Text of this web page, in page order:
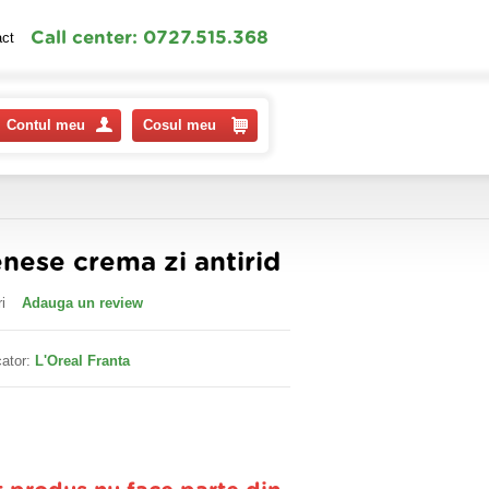
Call center: 0727.515.368
Contul meu Cosul meu
crema zi antirid
Adauga un review
L'Oreal Franta